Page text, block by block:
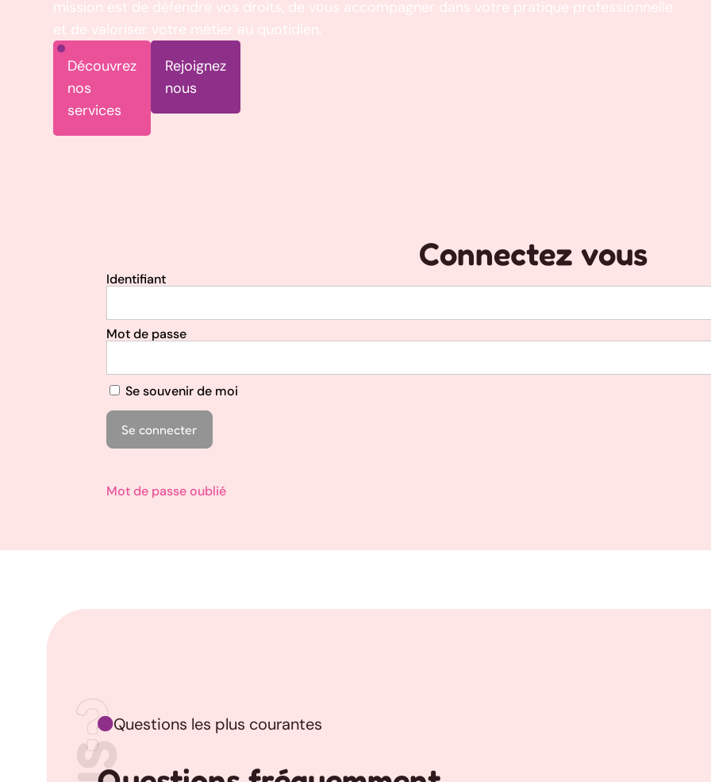
mission est de défendre vos droits, de vous accompagner dans votre pratique professionnelle
et de valoriser votre métier au quotidien.
Découvrez
nos
services
Rejoignez
nous
Connectez vous
Identifiant
Mot de passe
Se souvenir de moi
Mot de passe oublié
Questions les plus courantes